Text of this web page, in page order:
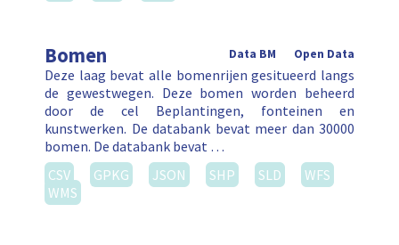
Bomen Open Data
Data BM
Deze laag bevat alle bomenrijen gesitueerd langs
de gewestwegen. Deze bomen worden beheerd
door de cel Beplantingen, fonteinen en
kunstwerken. De databank bevat meer dan 30000
bomen. De databank bevat …
CSV
GPKG JSON SHP SLD
WFS
WMS